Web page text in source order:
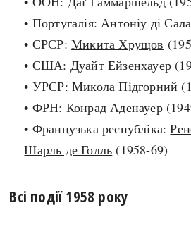
Рубрики
Авіація і космонавтика
Архітектура і будівництво
Битви і війни
Катастрофи
Кримінал
Людина і суспільство
• Португалія: Антоніу ді
• СРСР:Микита Хрущов
• США: Дуайт Ейзенхауер
• УРСР:Микола Підгорний
• ФРН: Конрад Аденауер
• Французька республіка:
Шарль де Голль (1958-69)
Всі події 1958 року